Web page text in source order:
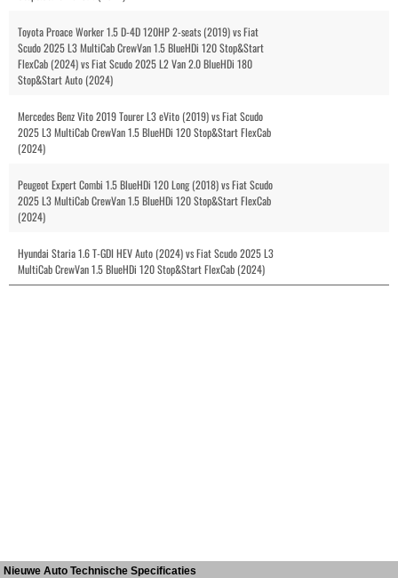
Toyota Proace Worker 1.5 D-4D 120HP 2-seats (2019) vs Fiat
Scudo 2025 L3 MultiCab CrewVan 1.5 BlueHDi 120 Stop&Start
FlexCab (2024) vs Fiat Scudo 2025 L2 Van 2.0 BlueHDi 180
Stop&Start Auto (2024)
Mercedes Benz Vito 2019 Tourer L3 eVito (2019) vs Fiat Scudo
2025 L3 MultiCab CrewVan 1.5 BlueHDi 120 Stop&Start FlexCab
(2024)
Peugeot Expert Combi 1.5 BlueHDi 120 Long (2018) vs Fiat Scudo
2025 L3 MultiCab CrewVan 1.5 BlueHDi 120 Stop&Start FlexCab
(2024)
Hyundai Staria 1.6 T-GDI HEV Auto (2024) vs Fiat Scudo 2025 L3
MultiCab CrewVan 1.5 BlueHDi 120 Stop&Start FlexCab (2024)
Nieuwe Auto Technische Specificaties